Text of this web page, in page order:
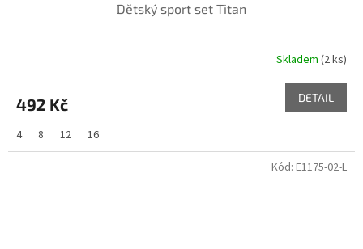
Dětský sport set Titan
Skladem (2 ks)
492 Kč DETAIL
4 8 12 16
Kód: E1175-02-L